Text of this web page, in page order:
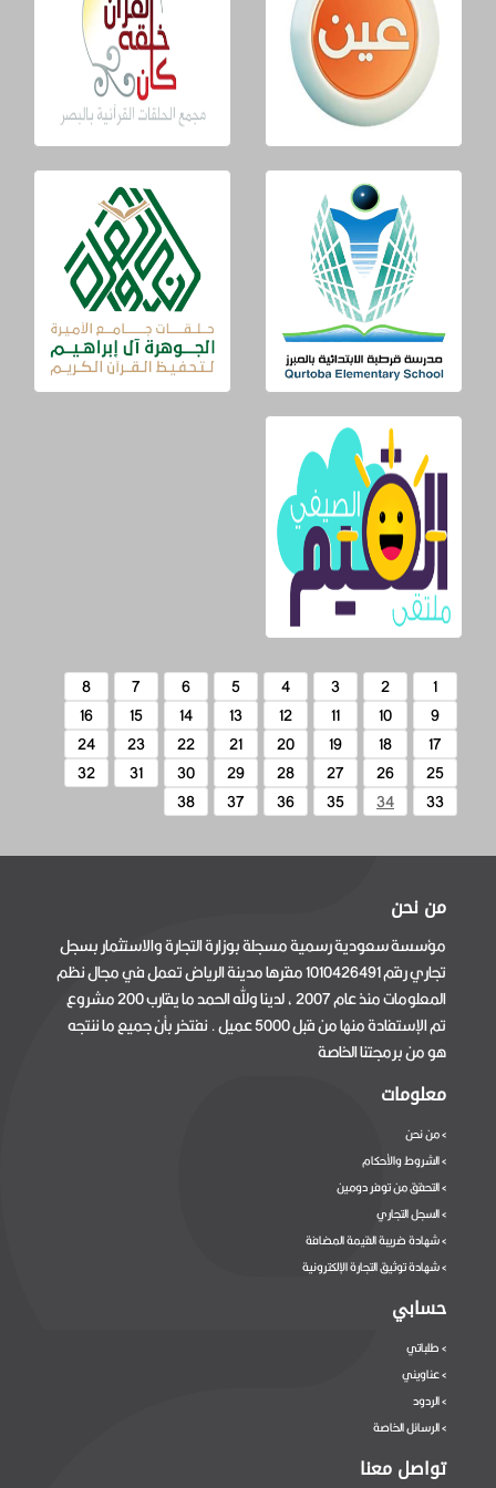
1
2
3
4
5
6
7
8
9
10
11
12
13
14
15
16
17
18
19
20
21
22
23
24
25
26
27
28
29
30
31
32
33
34
35
36
37
38
من نحن
مؤسسة سعودية رسمية مسجلة بوزارة التجارة والاستثمار بسجل
تجاري رقم 1010426491 مقرها مدينة الرياض تعمل في مجال نظم
المعلومات منذ عام 2007 ، لدينا ولله الحمد ما يقارب 200 مشروع
تم الإستفادة منها من قبل 5000 عميل . نفتخر بأن جميع ما ننتجه
هو من برمجتنا الخاصة
معلومات
>من نحن
>الشروط والأحكام
>التحقق من توفر دومين
>السجل التجاري
>شهادة ضريبة القيمة المضافة
>شهادة توثيق التجارة الإلكترونية
حسابي
>طلباتي
>عناويني
>الردود
>الرسائل الخاصة
تواصل معنا